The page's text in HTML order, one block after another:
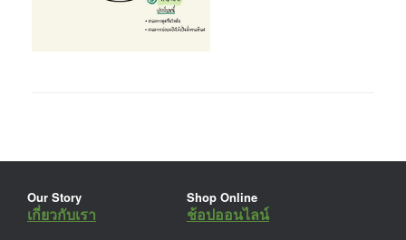
Our Story
เกี่ยวกับเรา
Shop Online
ช้อปออนไลน์